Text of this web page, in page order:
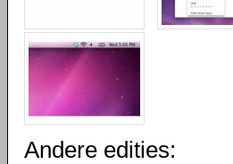
Andere edities: